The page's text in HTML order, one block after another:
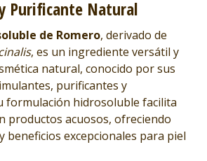
Purificante Natural
de Romero, derivado de
, es un ingrediente versátil y
natural, conocido por sus
purificantes y
formulación hidrosoluble facilita
productos acuosos, ofreciendo
beneficios excepcionales para piel